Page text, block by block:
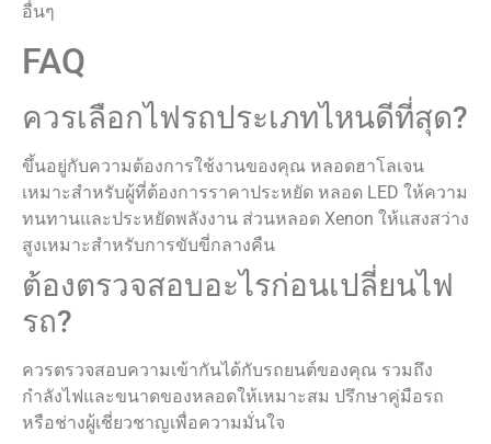
อื่นๆ
FAQ
ควรเลือกไฟรถประเภทไหนดีที่สุด?
ขึ้นอยู่กับความต้องการใช้งานของคุณ หลอดฮาโลเจน
เหมาะสำหรับผู้ที่ต้องการราคาประหยัด หลอด LED ให้ความ
ทนทานและประหยัดพลังงาน ส่วนหลอด Xenon ให้แสงสว่าง
สูงเหมาะสำหรับการขับขี่กลางคืน
ต้องตรวจสอบอะไรก่อนเปลี่ยนไฟ
รถ?
ควรตรวจสอบความเข้ากันได้กับรถยนต์ของคุณ รวมถึง
กำลังไฟและขนาดของหลอดให้เหมาะสม ปรึกษาคู่มือรถ
หรือช่างผู้เชี่ยวชาญเพื่อความมั่นใจ